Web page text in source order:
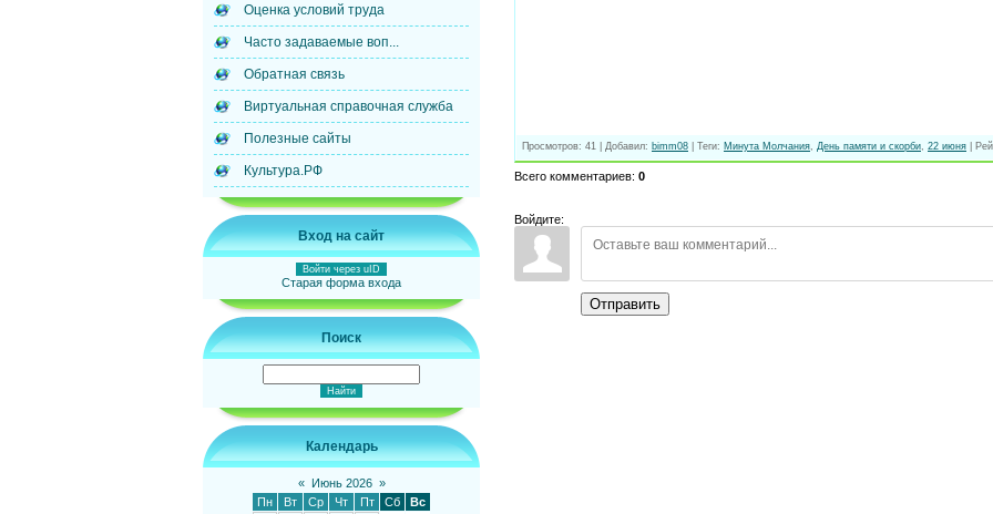
Оценка условий труда
Часто задаваемые воп...
Обратная связь
Виртуальная справочная служба
Полезные сайты
Культура.РФ
Вход на сайт
Войти через uID
Старая форма входа
Поиск
Календарь
« Июнь 2026 »
Пн
Вт Ср Чт Пт Сб
Вс
Просмотров: 41 Добавил: bimm08 Теги: Минута Молчания, День памяти и скорби, 22 июня
Всего комментариев: 0
Войдите:
Отправить